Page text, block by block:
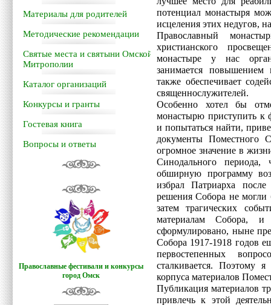
Материалы для родителей
Методические рекомендации
Святые места и святыни Омской
Митрополии
Каталог организаций
Конкурсы и гранты
Гостевая книга
Вопросы и ответы
Православные фестивали и конкурсы
город Омск
потенциал монастыря
исцеления этих недугов,
Православный
христианского
монастыре у нас
занимается повышением
также обеспечивает
священнослужителей.
Особенно хотел бы
монастырю приступить к
и попытаться найти,
документы Поместного
огромное значение в
Синодального периода,
обширную программу
избрал Патриарха
решения Собора не
затем трагических
материалам Собора,
сформулировано, ныне
Собора 1917-1918 годов
первостепенных
сталкивается. Поэтому
корпуса материалов
Публикация материалов
привлечь к этой